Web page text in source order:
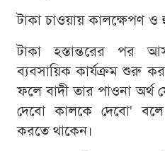
টাকা চাওয়ায় কালক্ষেপণ
টাকা হস্তান্তরের পর
ব্যবসায়িক কার্যক্রম শুরু
ফলে বাদী তার পাওনা
দেবো কালকে দেবো' বলে
করতে থাকেন।